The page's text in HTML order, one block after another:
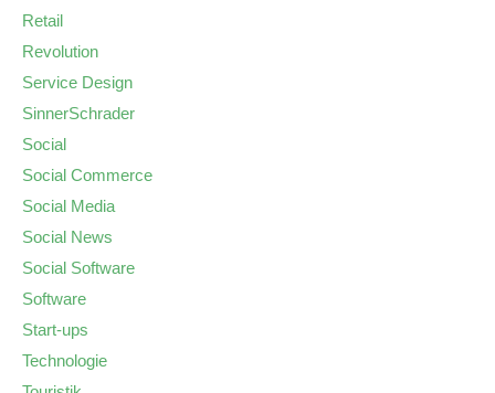
Retail
Revolution
Service Design
SinnerSchrader
Social
Social Commerce
Social Media
Social News
Social Software
Software
Start-ups
Technologie